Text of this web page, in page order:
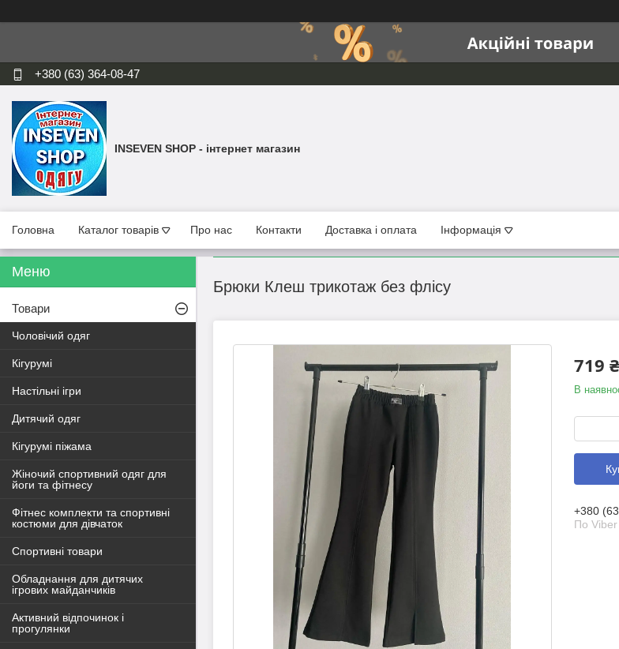
+380 (63) 364-08-47
INSEVEN SHOP - інтернет магазин
Головна Каталог товарів Про нас Контакти Доставка і оплата Інформація
Брюки Клеш трикотаж без флісу
719 ₴
В
+380
По Viber
Товари
Чоловічий одяг
Кігурумі
Настільні ігри
Дитячий одяг
Кігурумі піжама
Жіночий спортивний одяг для
йоги та фітнесу
Фітнес комплекти та спортивні
костюми для дівчаток
Спортивні товари
Обладнання для дитячих
ігрових майданчиків
Активний відпочинок і
прогулянки